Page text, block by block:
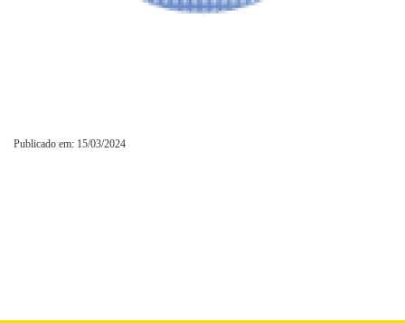
Publicado em: 15/03/2024